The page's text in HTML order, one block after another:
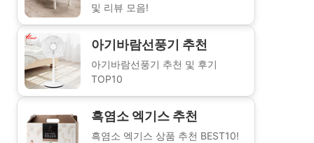
및 리뷰 모음!
아기바람선풍기 추천
아기바람선풍기 추천 및 후기
TOP10
흑염소 엑기스 추천
흑염소 엑기스 상품 추천 BEST10!